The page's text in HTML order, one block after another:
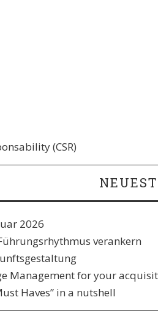
(CSR)
2026
verankern​
Management for your
Haves” in a nutshell